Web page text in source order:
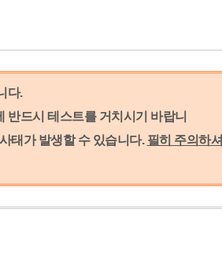
다.
반드시 테스트를 거치시기 바랍니
태가 발생할 수 있습니다. 필히 주의하셔